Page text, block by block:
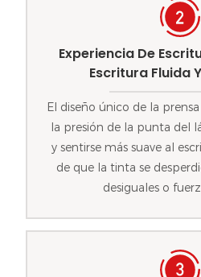
Experiencia De
Escritura Fluida
El diseño único de la
la presión de la punta del
y sentirse más suave al
de que la tinta se
desiguales o